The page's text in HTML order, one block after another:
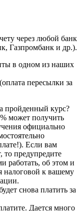
через любой банк
Газпромбанк и др.).
в одном из наших
пересылки за
пройденный курс?
может получить
официально
Если вам
то предупредите
работать, об этом и
налоговой к вашему
снова платить за
Дается много